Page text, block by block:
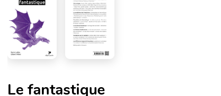
Le fantastique